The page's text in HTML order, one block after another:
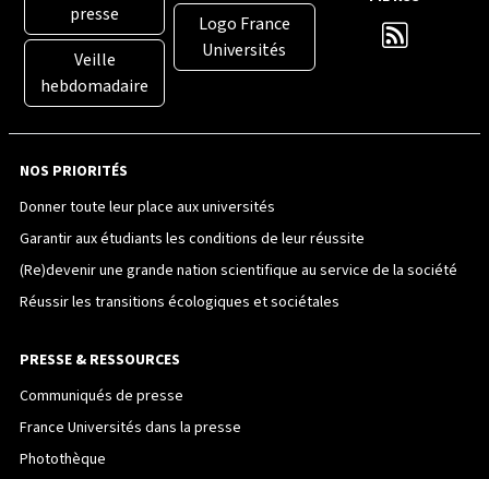
presse
Veille
hebdomadaire
Logo France
Universités
NOS PRIORITÉS
Donner toute leur place aux universités
Garantir aux étudiants les conditions de leur réussite
(Re)devenir une grande nation scientifique au service de la société
Réussir les transitions écologiques et sociétales
PRESSE & RESSOURCES
Communiqués de presse
France Universités dans la presse
Photothèque